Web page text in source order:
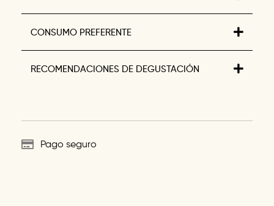
CONSUMO PREFERENTE
RECOMENDACIONES DE DEGUSTACIÓN
Pago seguro